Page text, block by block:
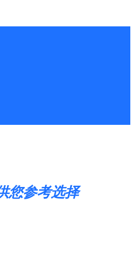
您参考选择